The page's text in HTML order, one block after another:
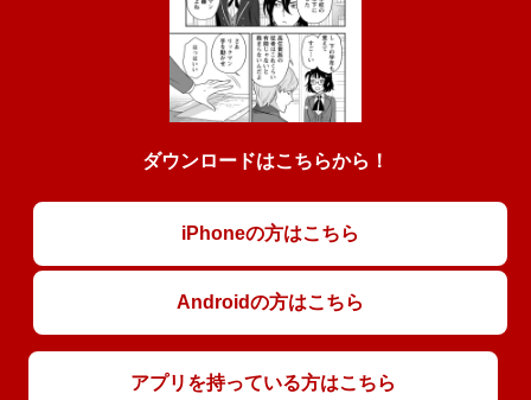
ダウンロードはこちらから！
iPhoneの方はこちら
Androidの方はこちら
アプリを持っている方はこちら